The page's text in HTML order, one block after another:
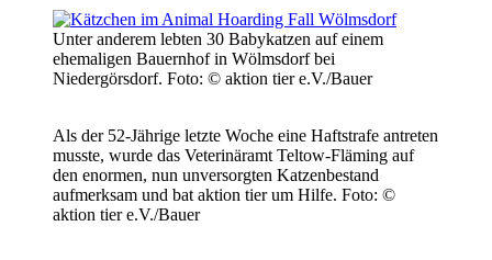
Unter anderem lebten 30 Babykatzen auf einem
ehemaligen Bauernhof in Wölmsdorf bei
Niedergörsdorf. Foto: © aktion tier e.V./Bauer
Als der 52-Jährige letzte Woche eine Haftstrafe antreten
musste, wurde das Veterinäramt Teltow-Fläming auf
den enormen, nun unversorgten Katzenbestand
aufmerksam und bat aktion tier um Hilfe. Foto: ©
aktion tier e.V./Bauer